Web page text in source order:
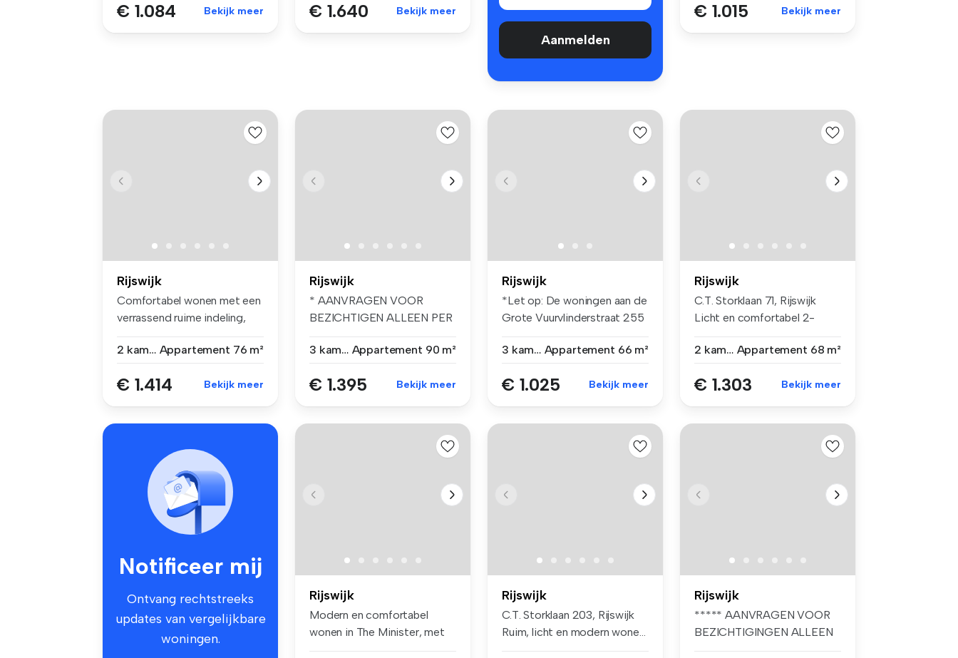
€ 1.084 Bekijk meer € 1.640 Bekijk meer
Aanmelden
€ 1.015 Bekijk meer
Rijswijk
Comfortabel wonen met een
verrassend ruime indeling,
2 kamers Appartement 76 m²
€ 1.414 Bekijk meer
Rijswijk
* AANVRAGEN VOOR
BEZICHTIGEN ALLEEN PER
3 kamers Appartement 90 m²
€ 1.395 Bekijk meer
Rijswijk
*Let op: De woningen aan de
Grote Vuurvlinderstraat 255
3 kamers Appartement 66 m²
€ 1.025 Bekijk meer
Rijswijk
C.T. Storklaan 71, Rijswijk
Licht en comfortabel 2-
2 kamers Appartement 68 m²
€ 1.303 Bekijk meer
Notificeer mij
Ontvang rechtstreeks
updates van vergelijkbare
woningen.
Rijswijk
Modern en comfortabel
wonen in The Minister, met
Rijswijk
C.T. Storklaan 203, Rijswijk
Ruim, licht en modern wone...
Rijswijk
***** AANVRAGEN VOOR
BEZICHTIGINGEN ALLEEN